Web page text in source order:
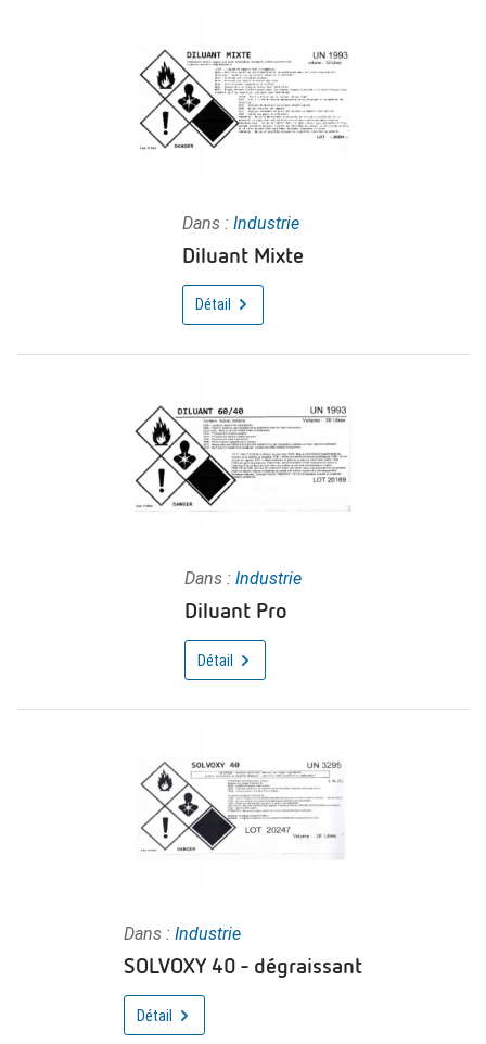
Dans : Industrie
Diluant Mixte
Détail
Dans : Industrie
Diluant Pro
Détail
Dans : Industrie
SOLVOXY 40 - dégraissant
Détail